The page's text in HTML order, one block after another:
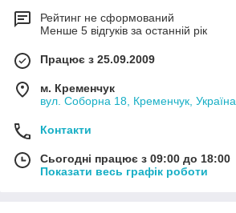
Рейтинг не сформований
Менше 5 відгуків за останній рік
Працює з 25.09.2009
м. Кременчук
вул. Соборна 18, Кременчук, Україна
Контакти
Сьогодні працює з 09:00 до 18:00
Показати весь графік роботи